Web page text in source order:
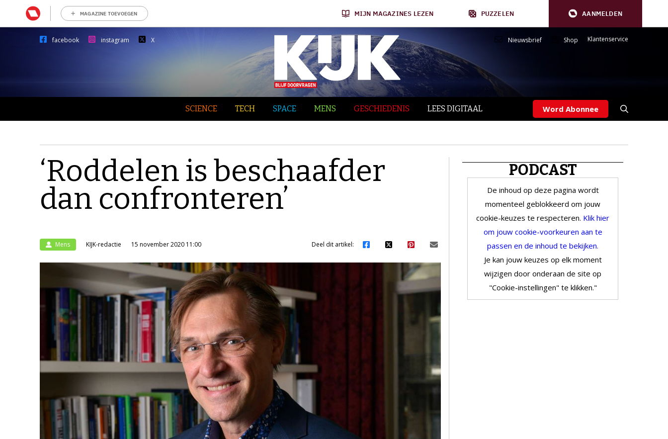
MAGAZINE TOEVOEGEN MIJN MAGAZINES LEZEN PUZZELEN AANMELDEN
facebook instagram X Nieuwsbrief Shop Klantenservice
SCIENCE TECH SPACE MENS GESCHIEDENIS LEES DIGITAAL Word Abonnee
‘Roddelen is beschaafder
dan confronteren’
Mens KIJK-redactie 15 november 2020 11:00 Deel dit artikel:
PODCAST
De inhoud op deze pagina wordt
momenteel geblokkeerd om jouw
cookie-keuzes te respecteren. Klik hier
om jouw cookie-voorkeuren aan te
passen en de inhoud te bekijken.
Je kan jouw keuzes op elk moment
wijzigen door onderaan de site op
"Cookie-instellingen" te klikken."